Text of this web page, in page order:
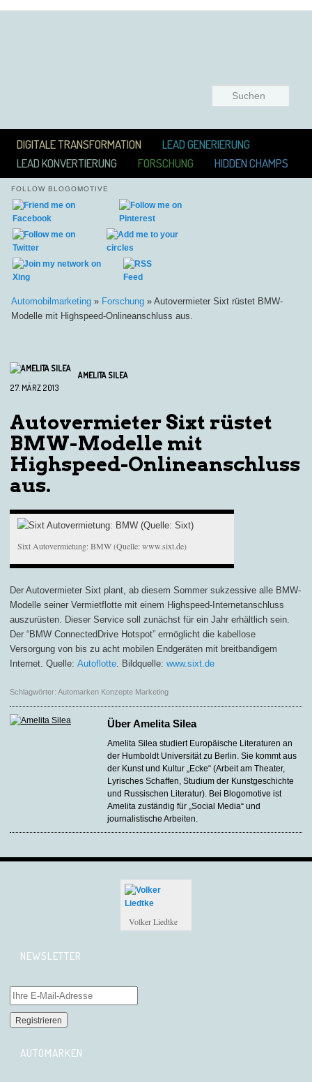
Suchen
ZUM INHALT WECHSELN
ZUM SEKUNDÄREN INHALT WECHSELN
DIGITALE TRANSFORMATION
LEAD GENERIERUNG
LEAD KONVERTIERUNG
FORSCHUNG HIDDEN CHAMPS
FOLLOW BLOGOMOTIVE
Automobilmarketing » Forschung » Autovermieter Sixt rüstet BMW-
Modelle mit Highspeed-Onlineanschluss aus.
AMELITA SILEA
27. MÄRZ 2013
Autovermieter Sixt rüstet
BMW-Modelle mit
Highspeed-Onlineanschluss
aus.
Sixt Autovermietung: BMW (Quelle: www.sixt.de)
Der Autovermieter Sixt plant, ab diesem Sommer sukzessive alle BMW-
Modelle seiner Vermietflotte mit einem Highspeed-Internetanschluss
auszurüsten. Dieser Service soll zunächst für ein Jahr erhältlich sein.
Der “BMW ConnectedDrive Hotspot” ermöglicht die kabellose
Versorgung von bis zu acht mobilen Endgeräten mit breitbandigem
Internet. Quelle: Autoflotte. Bildquelle: www.sixt.de
Schlagwörter: Automarken Konzepte Marketing
ÜberAmelita Silea
Amelita Silea studiert Europäische Literaturen an
der Humboldt Universität zu Berlin. Sie kommt aus
der Kunst und Kultur „Ecke“ (Arbeit am Theater,
Lyrisches Schaffen, Studium der Kunstgeschichte
und Russischen Literatur). Bei Blogomotive ist
Amelita zuständig für „Social Media“ und
journalistische Arbeiten.
Volker Liedtke
NEWSLETTER
AUTOMARKEN